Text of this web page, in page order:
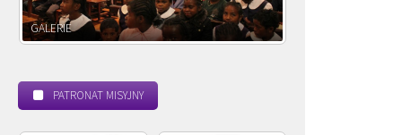
POWOŁANIE MISYJNE
PATRONAT MISYJNY